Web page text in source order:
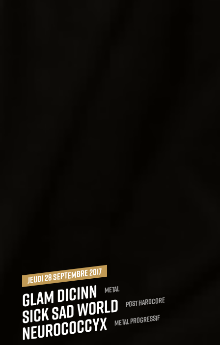
jeudi 28 septembre 2017
Glam Dicinn Metal
Sick Sad World Post hardcore
Neurococcyx Metal progressif